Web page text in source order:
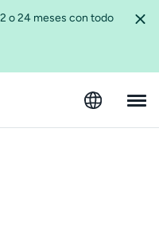
o 24 meses con todo